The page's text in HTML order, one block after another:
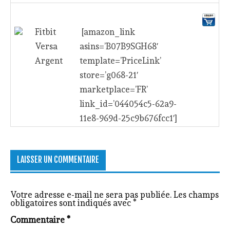
Fitbit
Versa
Argent
[amazon_link
asins=’B07B9SGH68′
template=’PriceLink’
store=’g068-21′
marketplace=’FR’
link_id=’044054c5-62a9-
11e8-969d-25c9b676fcc1′]
LAISSER UN COMMENTAIRE
Votre adresse e-mail ne sera pas publiée. Les champs
obligatoires sont indiqués avec*
Commentaire*